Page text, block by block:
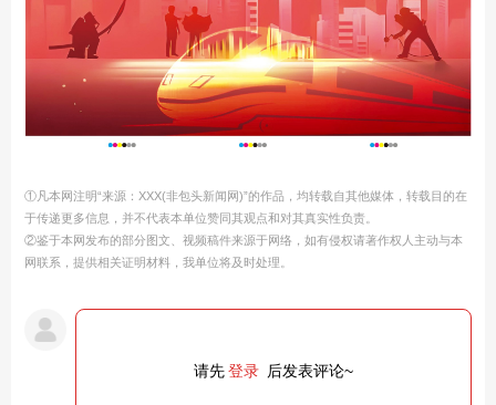
①凡本网注明“来源：XXX(非包头新闻网)”的作品，均转载自其他媒体，转载目的在
于传递更多信息，并不代表本单位赞同其观点和对其真实性负责。
②鉴于本网发布的部分图文、视频稿件来源于网络，如有侵权请著作权人主动与本
网联系，提供相关证明材料，我单位将及时处理。
请先登录 后发表评论~